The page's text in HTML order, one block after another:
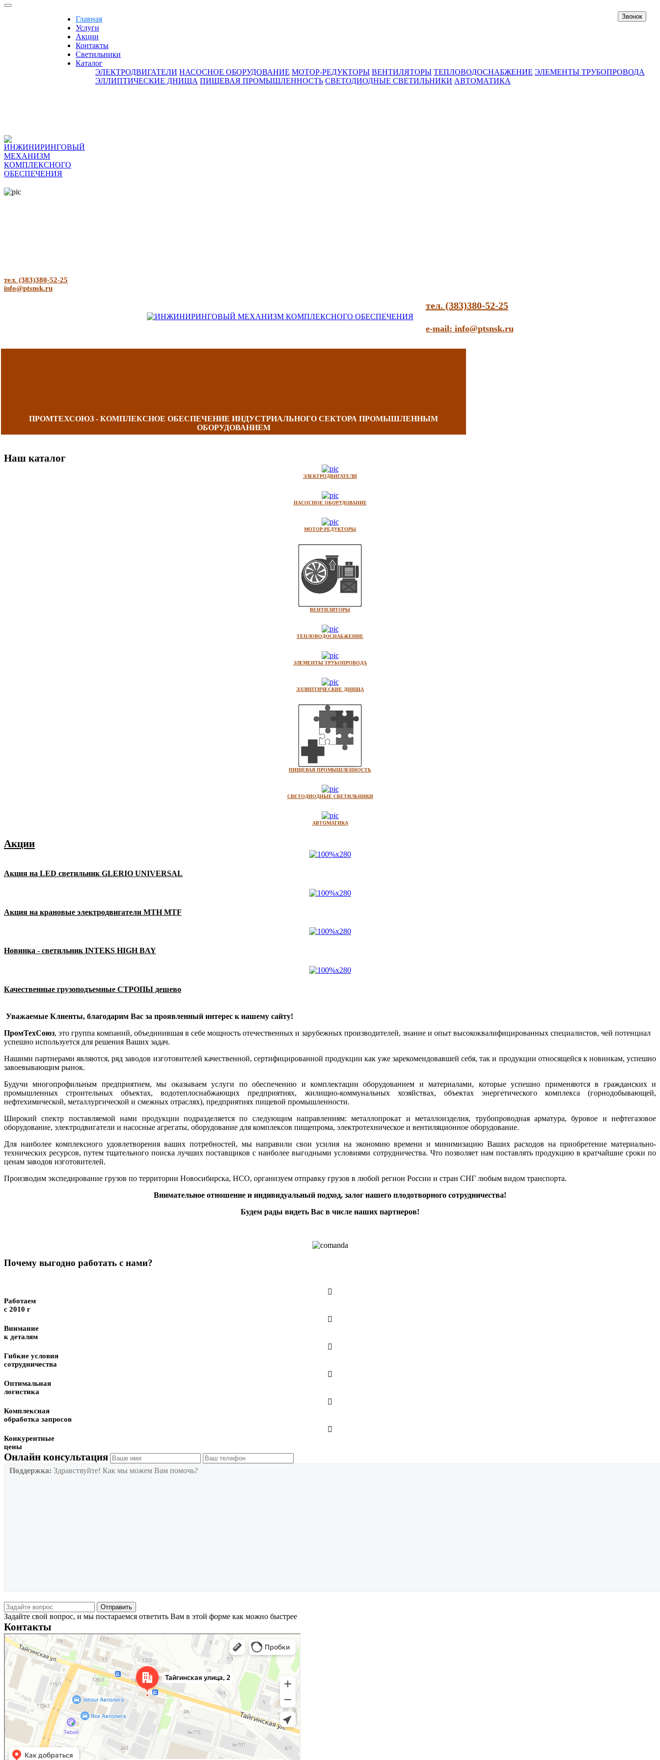
Главная
Услуги
Акции
Контакты
Светильники
Каталог
ЭЛЕКТРОДВИГАТЕЛИ НАСОСНОЕ ОБОРУДОВАНИЕ МОТОР-РЕДУКТОРЫ ВЕНТИЛЯТОРЫ ТЕПЛОВОДОСНАБЖЕНИЕ ЭЛЕМЕНТЫ ТРУБОПРОВОДА
ЭЛЛИПТИЧЕСКИЕ ДНИЩА ПИЩЕВАЯ ПРОМЫШЛЕННОСТЬ СВЕТОДИОДНЫЕ СВЕТИЛЬНИКИ АВТОМАТИКА
Звонок
тел. (383)380-52-25
info@ptsnsk.ru
тел. (383)380-52-25
e-mail: info@ptsnsk.ru
ПРОМТЕХСОЮЗ - КОМПЛЕКСНОЕ ОБЕСПЕЧЕНИЕ ИНДУСТРИАЛЬНОГО СЕКТОРА ПРОМЫШЛЕННЫМ
ОБОРУДОВАНИЕМ
Наш каталог
ЭЛЕКТРОДВИГАТЕЛИ
НАСОСНОЕ ОБОРУДОВАНИЕ
МОТОР-РЕДУКТОРЫ
ВЕНТИЛЯТОРЫ
ТЕПЛОВОДОСНАБЖЕНИЕ
ЭЛЕМЕНТЫ ТРУБОПРОВОДА
ЭЛЛИПТИЧЕСКИЕ ДНИЩА
ПИЩЕВАЯ ПРОМЫШЛЕННОСТЬ
СВЕТОДИОДНЫЕ СВЕТИЛЬНИКИ
АВТОМАТИКА
Акции
Акция на LED светильник GLERIO UNIVERSAL
Акция на крановые электродвигатели MTH MTF
Новинка - светильник INTEKS HIGH BAY
Качественные грузоподъемные СТРОПЫ дешево
Уважаемые Клиенты, благодарим Вас за проявленный интерес к нашему сайту!
ПромТехСоюз, это группа компаний, объединившая в себе мощность отечественных и зарубежных производителей, знание и опыт высококвалифицированных специалистов, чей потенциал
успешно используется для решения Ваших задач.
Нашими партнерами являются, ряд заводов изготовителей качественной, сертифицированной продукции как уже зарекомендовавшей себя, так и продукции относящейся к новинкам, успешно
завоевывающим рынок.
Будучи многопрофильным предприятием, мы оказываем услуги по обеспечению и комплектации оборудованием и материалами, которые успешно применяются в гражданских и
промышленных строительных объектах, водотеплоснабжающих предприятиях, жилищно-коммунальных хозяйствах, объектах энергетического комплекса (горнодобывающей,
нефтехимической, металлургической и смежных отраслях), предприятиях пищевой промышленности.
Широкий спектр поставляемой нами продукции подразделяется по следующим направлениям: металлопрокат и металлоизделия, трубопроводная арматура, буровое и нефтегазовое
оборудование, электродвигатели и насосные агрегаты, оборудование для комплексов пищепрома, электротехническое и вентиляционное оборудование.
Для наиболее комплексного удовлетворения ваших потребностей, мы направили свои усилия на экономию времени и минимизацию Ваших расходов на приобретение материально-
технических ресурсов, путем тщательного поиска лучших поставщиков с наиболее выгодными условиями сотрудничества. Что позволяет нам поставлять продукцию в кратчайшие сроки по
ценам заводов изготовителей.
Производим экспедирование грузов по территории Новосибирска, НСО, организуем отправку грузов в любой регион России и стран СНГ любым видом транспорта.
Внимательное отношение и индивидуальный подход, залог нашего плодотворного сотрудничества!
Будем рады видеть Вас в числе наших партнеров!
Почему выгодно работать с нами?

Работаем
с 2010 г

Внимание
к деталям

Гибкие условия
сотрудничества

Оптимальная
логистика

Комплексная
обработка запросов

Конкурентные
цены
Онлайн консультация
Поддержка: Здравствуйте! Как мы можем Вам помочь?
Задайте свой вопрос, и мы постараемся ответить Вам в этой форме как можно быстрее
Контакты
Новосибирск
Тайгинская улица, 2 на карте Новосибирска — Яндекс Карты